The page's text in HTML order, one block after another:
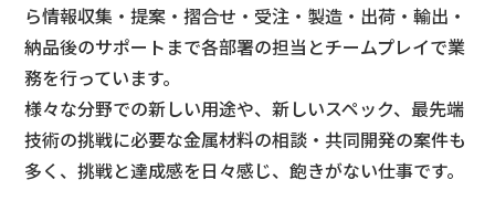
ら情報収集・提案・摺合せ・受注・製造・出荷・輸出・
納品後のサポートまで各部署の担当とチームプレイで業
務を行っています。
様々な分野での新しい用途や、新しいスペック、最先端
技術の挑戦に必要な金属材料の相談・共同開発の案件も
多く、挑戦と達成感を日々感じ、飽きがない仕事です。